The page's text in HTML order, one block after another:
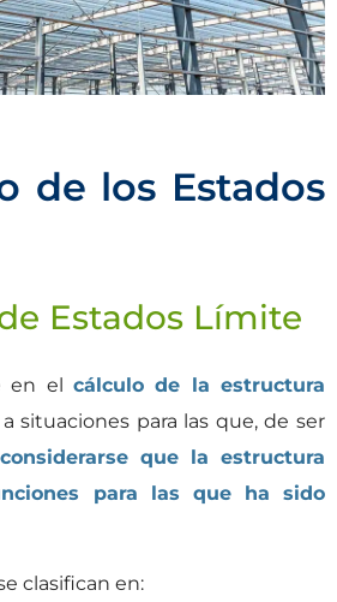
de los Estados
Estados Límite
en el cálculo de la estructura
situaciones para las que, de ser
que la estructura
para las que ha sido
clasifican en: